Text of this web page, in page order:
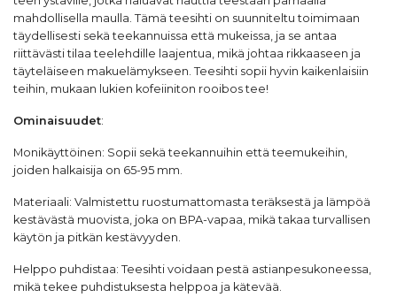
mahdollisella maulla. Tämä teesihti on suunniteltu toimimaan
täydellisesti sekä teekannuissa että mukeissa, ja se antaa
riittävästi tilaa teelehdille laajentua, mikä johtaa rikkaaseen ja
täyteläiseen makuelämykseen. Teesihti sopii hyvin kaikenlaisiin
teihin, mukaan lukien kofeiiniton rooibos tee!
Ominaisuudet:
Monikäyttöinen: Sopii sekä teekannuihin että teemukeihin,
joiden halkaisija on 65-95 mm.
Materiaali: Valmistettu ruostumattomasta teräksestä ja lämpöä
kestävästä muovista, joka on BPA-vapaa, mikä takaa turvallisen
käytön ja pitkän kestävyyden.
Helppo puhdistaa: Teesihti voidaan pestä astianpesukoneessa,
mikä tekee puhdistuksesta helppoa ja kätevää.